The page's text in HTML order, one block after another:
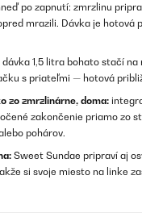
po zapnutí: zmrzlinu
mrazili. Dávka je hotová
dávka 1,5 litra bohato stačí
s priateľmi — hotová
zo zmrzlinárne, doma:
zakončenie priamo zo
pohárov.
Sweet Sundae pripraví aj
si svoje miesto na linke